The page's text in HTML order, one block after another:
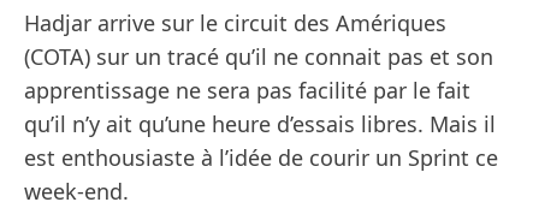
Hadjar arrive sur le circuit des Amériques
(COTA) sur un tracé qu’il ne connait pas et son
apprentissage ne sera pas facilité par le fait
qu’il n’y ait qu’une heure d’essais libres. Mais il
est enthousiaste à l’idée de courir un Sprint ce
week-end.